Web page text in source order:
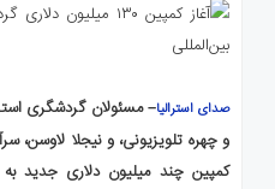
ارتباط
صدای استرالیا– مسئولان گردشگری
و چهره تلویزیونی، و نیجلا لاوسن،
کمپین چند میلیون دلاری جدید